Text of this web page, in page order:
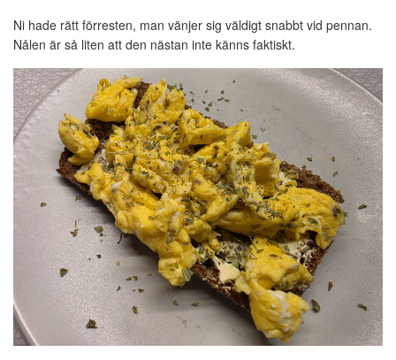
Ni hade rätt förresten, man vänjer sig väldigt snabbt vid pennan.
Nålen är så liten att den nästan inte känns faktiskt.